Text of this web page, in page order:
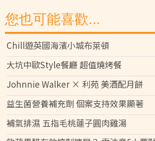
您也可能喜歡...
Chill遊英國海濱小城布萊頓
大坑中歐Style餐廳 超值燒烤餐
Johnnie Walker × 利苑 美酒配月餅
益生菌營養補充劑 個案支持效果顯著
補氣排濕 五指毛桃蓮子圓肉雞湯